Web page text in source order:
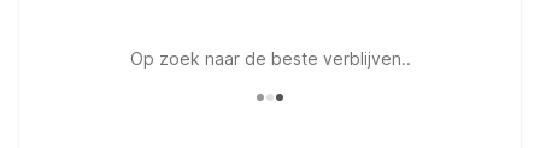
Op zoek naar de beste verblijven..